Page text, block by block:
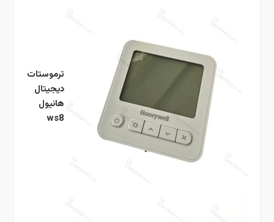
ترموستات
دیجیتال
هانیول
ws8